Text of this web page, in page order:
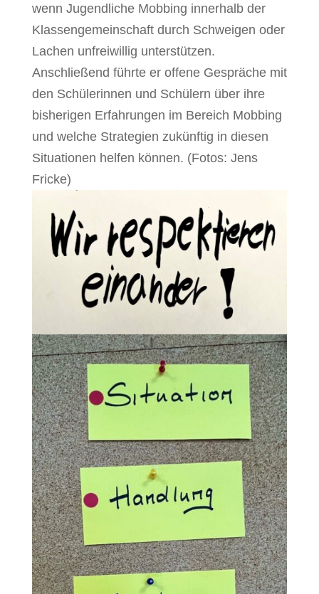
wenn Jugendliche Mobbing innerhalb der
Klassengemeinschaft durch Schweigen oder
Lachen unfreiwillig unterstützen.
Anschließend führte er offene Gespräche mit
den Schülerinnen und Schülern über ihre
bisherigen Erfahrungen im Bereich Mobbing
und welche Strategien zukünftig in diesen
Situationen helfen können. (Fotos: Jens
Fricke)